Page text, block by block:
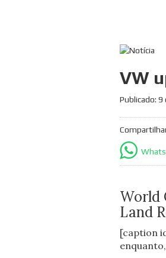
VW
Publicado:9
World
Land
[caption